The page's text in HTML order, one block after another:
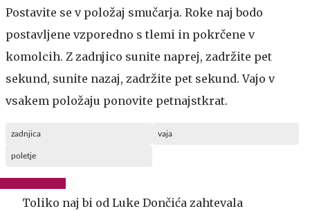
Postavite se v položaj smučarja. Roke naj bodo
postavljene vzporedno s tlemi in pokrčene v
komolcih. Z zadnjico sunite naprej, zadržite pet
sekund, sunite nazaj, zadržite pet sekund. Vajo v
vsakem položaju ponovite petnajstkrat.
zadnjica vaja
poletje
Toliko naj bi od Luke Dončića zahtevala